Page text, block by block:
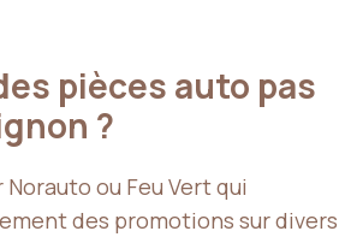
pièces auto pas
?
ou Feu Vert qui
des promotions sur divers